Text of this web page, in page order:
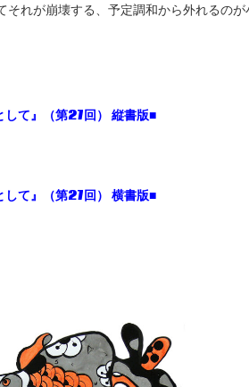
それが崩壊する、予定調和から外れるの
して』（第27回） 縦書版■
して』（第27回） 横書版■